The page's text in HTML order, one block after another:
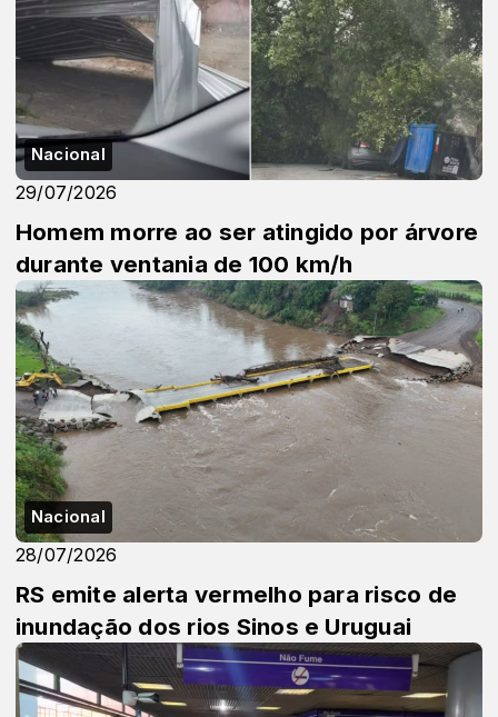
Nacional
29/07/2026
Homem morre ao ser atingido por árvore
durante ventania de 100 km/h
Nacional
28/07/2026
RS emite alerta vermelho para risco de
inundação dos rios Sinos e Uruguai